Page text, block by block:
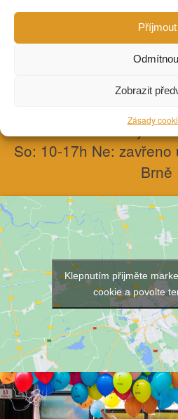
Příjmout
Zobrazit
Zásady
cookie a povolte
OŘÍŠKY NA
Přivítáme Vás každý
So: 10-17h Ne:
Brně
Klepnutím přijměte
cookie a povolte